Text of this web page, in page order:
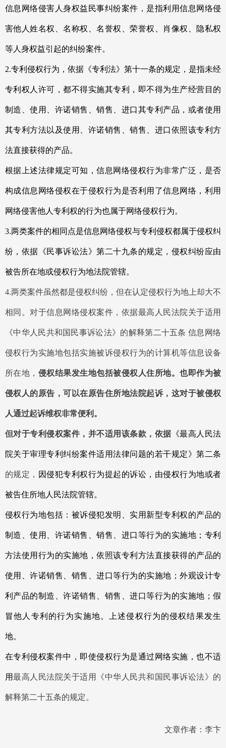
信息网络侵害人身权益民事纠纷案件，是指利用信息网络侵
害他人姓名权、名称权、名誉权、荣誉权、肖像权、隐私权
等人身权益引起的纠纷案件。
2.专利侵权行为，依据《专利法》第十一条的规定，是指未经
专利权人许可，都不得实施其专利，即不得为生产经营目的
制造、使用、许诺销售、销售、进口其专利产品，或者使用
其专利方法以及使用、许诺销售、销售、进口依照该专利方
法直接获得的产品。
根据上述法律规定可知，信息网络侵权行为非常广泛，是否
构成信息网络侵权在于侵权行为是否利用了信息网络，利用
网络侵害他人专利权的行为也属于网络侵权行为。
3.两类案件的相同点是信息网络侵权与专利侵权都属于侵权纠
纷，依据《民事诉讼法》第二十九条的规定，侵权纠纷应由
被告所在地或侵权行为地法院管辖。
4.两类案件虽然都是侵权纠纷，但在认定侵权行为地上却大不
相同。对于信息网络侵权案件，依据最高人民法院关于适用
《中华人民共和国民事诉讼法》的解释第二十五条 信息网络
侵权行为实施地包括实施被诉侵权行为的计算机等信息设备
所在地， 侵权结果发生地包括被侵权人住所地。也即作为被
侵权人的原告，可以在原告住所地法院起诉，这对于被侵权
人通过起诉维权非常便利。
但对于专利侵权案件，并不适用该条款，依据 《最高人民法
院关于审理专利纠纷案件适用法律问题的若干规定》第二条
的规定， 因侵犯专利权行为提起的诉讼，由侵权行为地或者
被告住所地人民法院管辖。
侵权行为地包括：被诉侵犯发明、实用新型专利权的产品的
制造、使用、许诺销售、销售、进口等行为的实施地；专利
方法使用行为的实施地，依照该专利方法直接获得的产品的
使用、许诺销售、销售、进口等行为的实施地；外观设计专
利产品的制造、许诺销售、销售、进口等行为的实施地；假
冒他人专利的行为实施地。上述侵权行为的侵权结果发生
地。
在专利侵权案件中，即使侵权行为是通过网络实施，也不适
用最高人民法院关于适用《中华人民共和国民事诉讼法》的
解释第二十五条的规定。
文章作者：李卞